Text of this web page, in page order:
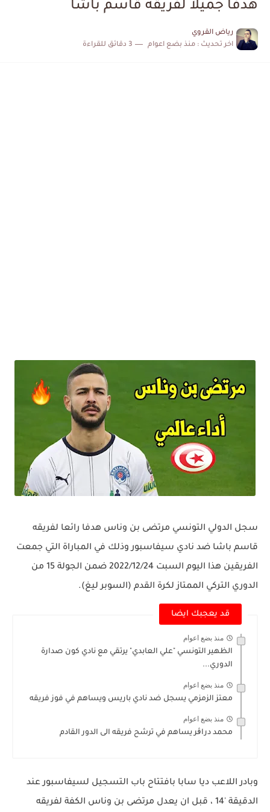
كابتن مانشستر يونايتد يدعم حنبعل المجبري
هدفا جميلا لفريقه قاسم باشا
رياض القروي
اخر تحديث : منذ بضع اعوام 3 دقائق للقراءة
سجل الدولي التونسي مرتضى بن وناس هدفا رائعا لفريقه
قاسم باشا ضد نادي سيفاسبور وذلك في المباراة التي جمعت
الفريقين هذا اليوم السبت 2022/12/24 ضمن الجولة 15 من
الدوري التركي الممتاز لكرة القدم (السوبر ليغ).
قد يعجبك ايضا
منذ بضع اعوام
الظهير التونسي "علي العابدي" يرتقي مع نادي كون صدارة
الدوري...
منذ بضع اعوام
معتز الزمزمي يسجل ضد نادي باريس ويساهم في فوز فريقه
منذ بضع اعوام
محمد دراڨر يساهم في ترشح فريقه الى الدور القادم
وبادر اللاعب ديا سابا بافتتاح باب التسجيل لسيفاسبور عند
الدقيقة '14 ، قبل ان يعدل مرتضى بن وناس الكفة لفريقه